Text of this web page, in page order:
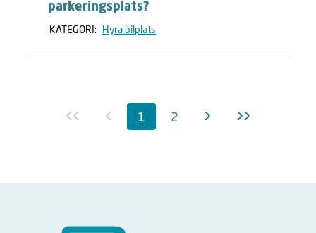
parkeringsplats?
KATEGORI: Hyra bilplats
1 2